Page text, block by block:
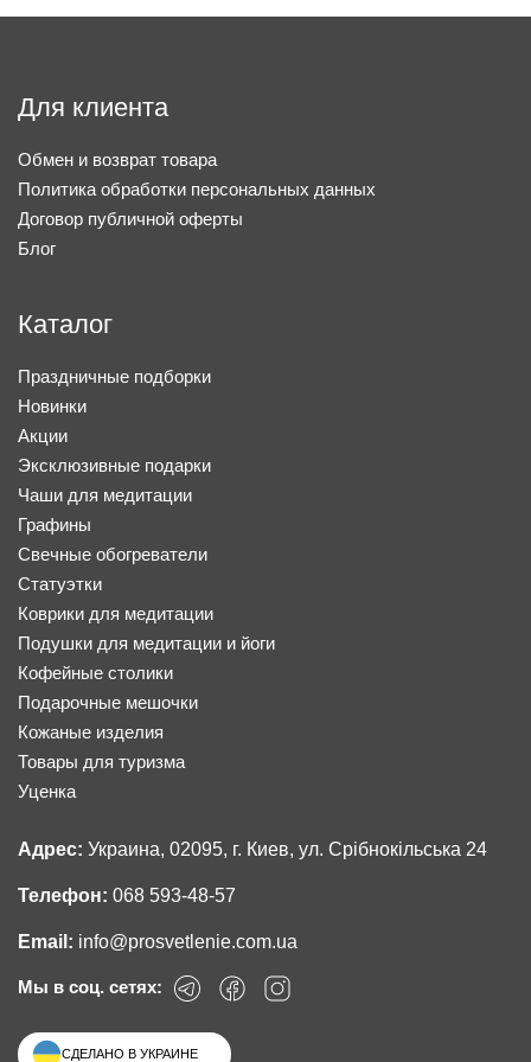
Для клиента
Обмен и возврат товара
Политика обработки персональных данных
Договор публичной оферты
Блог
Каталог
Праздничные подборки
Новинки
Акции
Эксклюзивные подарки
Чаши для медитации
Графины
Свечные обогреватели
Статуэтки
Коврики для медитации
Подушки для медитации и йоги
Кофейные столики
Подарочные мешочки
Кожаные изделия
Товары для туризма
Уценка
Адрес: Украина, 02095, г. Киев, ул. Срібнокільська 24
Телефон: 068 593-48-57
Email: info@prosvetlenie.com.ua
Мы в соц. сетях:
СДЕЛАНО В УКРАИНЕ